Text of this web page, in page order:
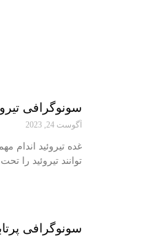
سونوگرافی
آگوست 24, 2023
غده تیروئید اندام
توانند تیروئید را
سونوگرافی